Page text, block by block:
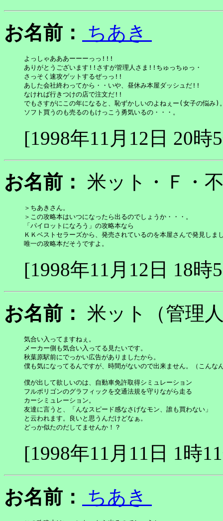
お名前： ちあき
よっしゃあああーーーっっ!!!
ありがとうございます!!さすが管理人さま!!ちゅっちゅっ・
さっそく速攻ゲットするぜっっ!!
あした会社終わってから・・いや、昼休み本屋ダッシュだ!!
なければ行きつけの店で注文だ!!
でもさすがにこの年になると、恥ずかしいのよねぇー(女子の悩み)
ソフト買うのも売るのもけっこう勇気いるの・・・。
[1998年11月12日 20時
お名前： 米ット・Ｆ
＞ちあきさん。
＞この攻略本はいつになったら出るのでしょうか・・・。
「パイロットになろう」の攻略本なら
ＫＫベストセラーズから、発売されているのを本屋さんで発見しま
唯一の攻略本だそうですよ。
[1998年11月12日 18時
お名前： 米ット（管
気合い入ってますねぇ。
メーカー側も気合い入ってる見たいです。
秋葉原駅前にでっかい広告がありましたから。
僕も気になってるんですが、時間がないので出来ません。（こんな
僕が出して欲しいのは、自動車免許取得シミュレーション
フルポリゴンのグラフィックを交通法規を守りながら走る
カーシミュレーション。
友達に言うと、「んなスピード感なさげなモン、誰も買わない」
と云われます。良いと思うんだけどなぁ。
どっか似たのだしてませんか！？
[1998年11月11日 1時
お名前： ちあき